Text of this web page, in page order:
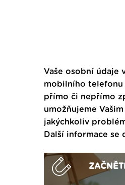
Vaše osobní údaje
mobilního telefonu
přímo či nepřímo
umožňujeme
jakýchkoliv
Další informace se